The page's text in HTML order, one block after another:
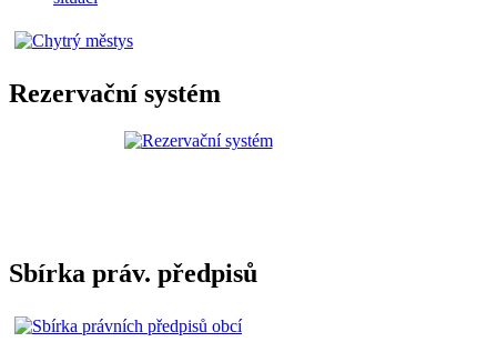
Rezervační systém
Sbírka práv. předpisů